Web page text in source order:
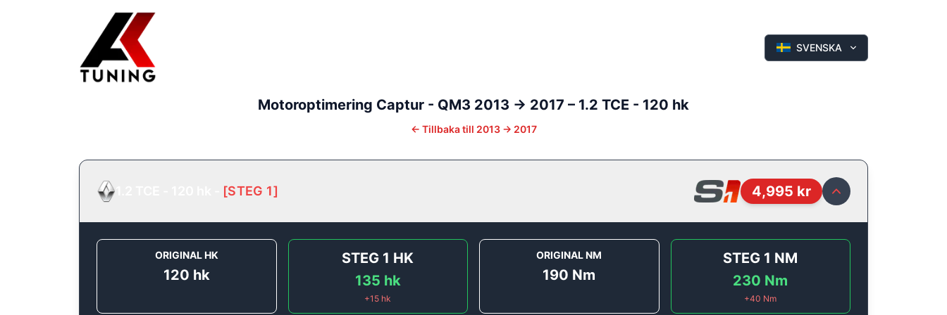
SVENSKA
Motoroptimering Captur - QM3 2013 -> 2017 – 1.2 TCE - 120 hk
← Tillbaka till 2013 -> 2017
[STEG 1] 4,995 kr
ORIGINAL HK
120 hk
STEG 1 HK
135 hk
+15 hk
ORIGINAL NM
190 Nm
STEG 1 NM
230 Nm
+40 Nm